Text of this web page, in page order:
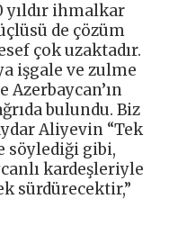
yıldır ihmalkar
de çözüm
çok uzaktadır.
işgale ve zulme
Azerbaycan’ın
bulundu. Biz
Aliyevin “Tek
söylediği gibi,
kardeşleriyle
sürdürecektir,”